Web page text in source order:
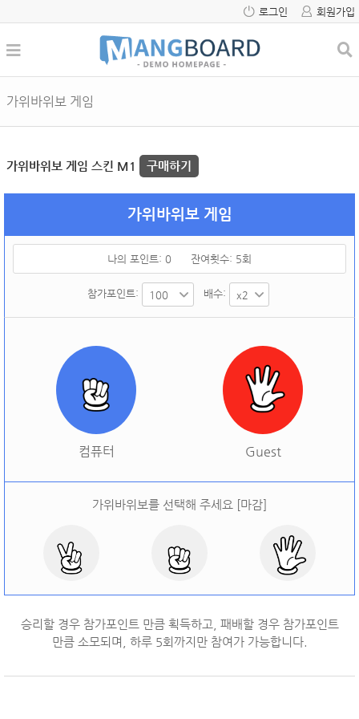
로그인 회원가입
가위바위보 게임
가위바위보 게임 스킨 M1 구매하기
가위바위보 게임
나의 포인트: 0 잔여횟수: 5회
참가포인트: 배수:
컴퓨터 Guest
가위바위보를 선택해 주세요 [마감]
오늘 승률: 오늘 결과: ]
승리할 경우 참가포인트 만큼 획득하고, 패배할 경우 참가포인트
만큼 소모되며, 하루 5회까지만 참여가 가능합니다.